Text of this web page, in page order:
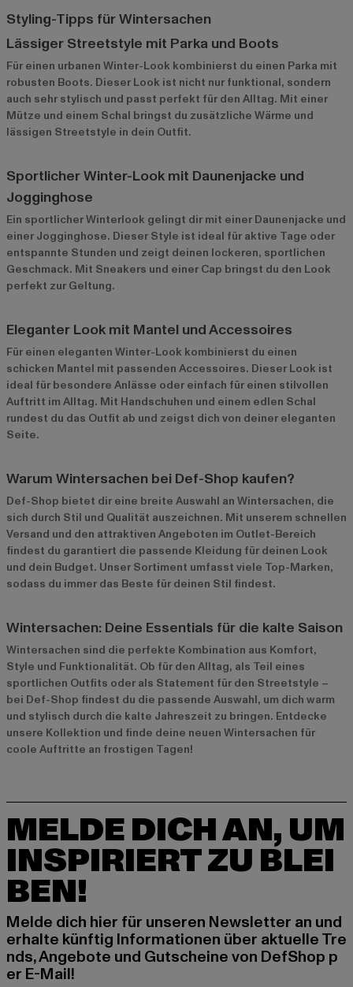
Styling-Tipps für Wintersachen
Lässiger Streetstyle mit Parka und Boots
Für einen urbanen Winter-Look kombinierst du einen Parka mit
robusten Boots. Dieser Look ist nicht nur funktional, sondern
auch sehr stylisch und passt perfekt für den Alltag. Mit einer
Mütze und einem Schal bringst du zusätzliche Wärme und
lässigen Streetstyle in dein Outfit.
Sportlicher Winter-Look mit Daunenjacke und
Jogginghose
Ein sportlicher Winterlook gelingt dir mit einer Daunenjacke und
einer Jogginghose. Dieser Style ist ideal für aktive Tage oder
entspannte Stunden und zeigt deinen lockeren, sportlichen
Geschmack. Mit Sneakers und einer Cap bringst du den Look
perfekt zur Geltung.
Eleganter Look mit Mantel und Accessoires
Für einen eleganten Winter-Look kombinierst du einen
schicken Mantel mit passenden Accessoires. Dieser Look ist
ideal für besondere Anlässe oder einfach für einen stilvollen
Auftritt im Alltag. Mit Handschuhen und einem edlen Schal
rundest du das Outfit ab und zeigst dich von deiner eleganten
Seite.
Warum Wintersachen bei Def-Shop kaufen?
Def-Shop bietet dir eine breite Auswahl an Wintersachen, die
sich durch Stil und Qualität auszeichnen. Mit unserem schnellen
Versand und den attraktiven Angeboten im Outlet-Bereich
findest du garantiert die passende Kleidung für deinen Look
und dein Budget. Unser Sortiment umfasst viele Top-Marken,
sodass du immer das Beste für deinen Stil findest.
Wintersachen: Deine Essentials für die kalte Saison
Wintersachen sind die perfekte Kombination aus Komfort,
Style und Funktionalität. Ob für den Alltag, als Teil eines
sportlichen Outfits oder als Statement für den Streetstyle –
bei Def-Shop findest du die passende Auswahl, um dich warm
und stylisch durch die kalte Jahreszeit zu bringen. Entdecke
unsere Kollektion und finde deine neuen Wintersachen für
coole Auftritte an frostigen Tagen!
MELDE DICH AN, UM
INSPIRIERT ZU BLEI
BEN!
Melde dich hier für unseren Newsletter an und
erhalte künftig Informationen über aktuelle Tre
nds, Angebote und Gutscheine von DefShop p
er E-Mail!